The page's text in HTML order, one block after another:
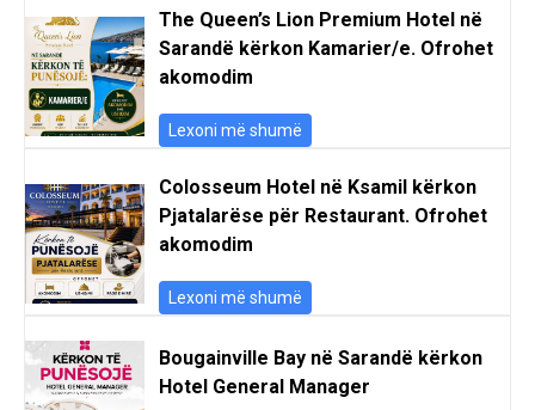
The Queen’s Lion Premium Hotel në
Sarandë kërkon Kamarier/e. Ofrohet
akomodim
Lexoni më shumë
Colosseum Hotel në Ksamil kërkon
Pjatalarëse për Restaurant. Ofrohet
akomodim
Lexoni më shumë
Bougainville Bay në Sarandë kërkon
Hotel General Manager